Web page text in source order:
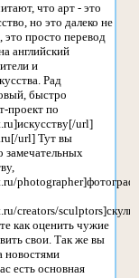
что арт - это
но это далеко не
это просто перевод
английский
и
Рад
быстро
проект по
url]
url] Тут вы
замечательных
creators/
как оценить чужие
свои. Так же вы
новостями
есть основная